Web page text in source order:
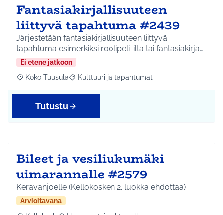
Fantasiakirjallisuuteen
liittyvä tapahtuma #2439
Järjestetään fantasiakirjallisuuteen liittyvä
tapahtuma esimerkiksi roolipeli-ilta tai fantasiakirja…
Ei etene jatkoon
Rajaa tulokset aihepiirin mukaan: Koko Tuusula
Koko Tuusula Rajaa tulokset teeman mukaan: Kulttuuri ja
Kulttuuri ja tapahtumat
Tutustu
Bileet ja vesiliukumäki
uimarannalle #2579
Keravanjoelle (Kellokosken 2. luokka ehdottaa)
Arvioitavana